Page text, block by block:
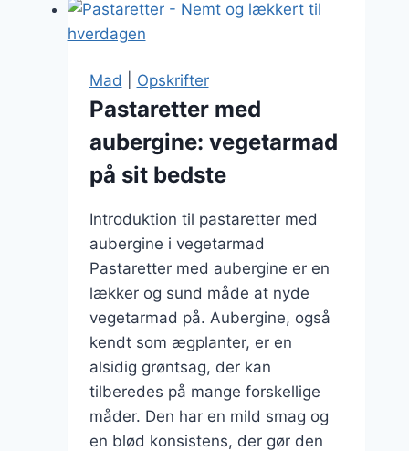
for
varme
Mad Opskrifter
Pastaretter med
aubergine: vegetarmad
på sit bedste
Introduktion til pastaretter med
aubergine i vegetarmad
Pastaretter med aubergine er en
lækker og sund måde at nyde
vegetarmad på. Aubergine, også
kendt som ægplanter, er en
alsidig grøntsag, der kan
tilberedes på mange forskellige
måder. Den har en mild smag og
en blød konsistens, der gør den